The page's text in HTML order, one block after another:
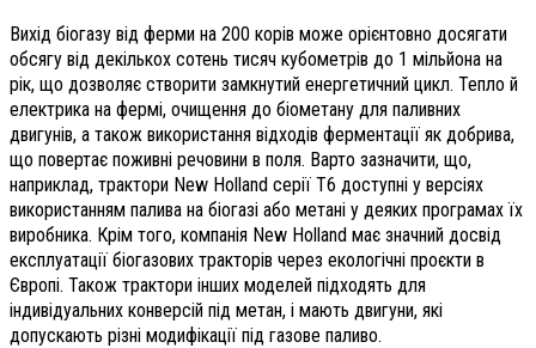
Вихід біогазу від ферми на 200 корів може орієнтовно досягати
обсягу від декількох сотень тисяч кубометрів до 1 мільйона на
рік, що дозволяє створити замкнутий енергетичний цикл. Тепло й
електрика на фермі, очищення до біометану для паливних
двигунів, а також використання відходів ферментації як добрива,
що повертає поживні речовини в поля. Варто зазначити, що,
наприклад, трактори New Holland серії T6 доступні у версіях
використанням палива на біогазі або метані у деяких програмах їх
виробника. Крім того, компанія New Holland має значний досвід
експлуатації біогазових тракторів через екологічні проєкти в
Європі. Також трактори інших моделей підходять для
індивідуальних конверсій під метан, і мають двигуни, які
допускають різні модифікації під газове паливо.